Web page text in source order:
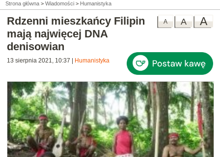
Strona główna > Wiadomości > Humanistyka
A
A
A
Rdzenni mieszkańcy Filipin
mają najwięcej DNA
denisowian
13 sierpnia 2021, 10:37 Humanistyka